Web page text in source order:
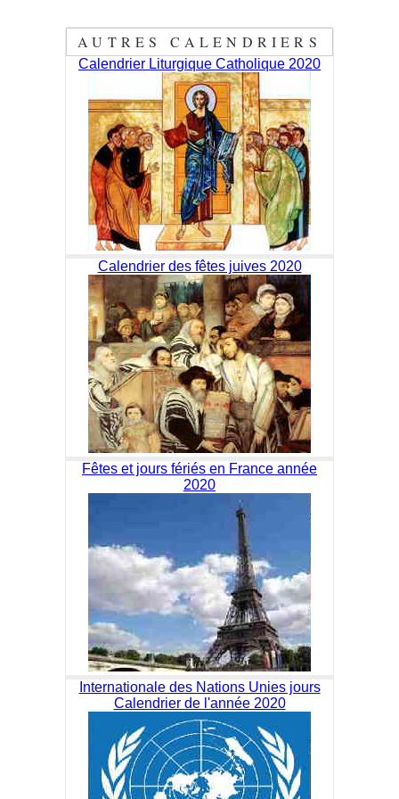
AUTRES CALENDRIERS
Calendrier Liturgique Catholique 2020
Calendrier des fêtes juives 2020
Fêtes et jours fériés en France année
2020
Internationale des Nations Unies jours
Calendrier de l'année 2020